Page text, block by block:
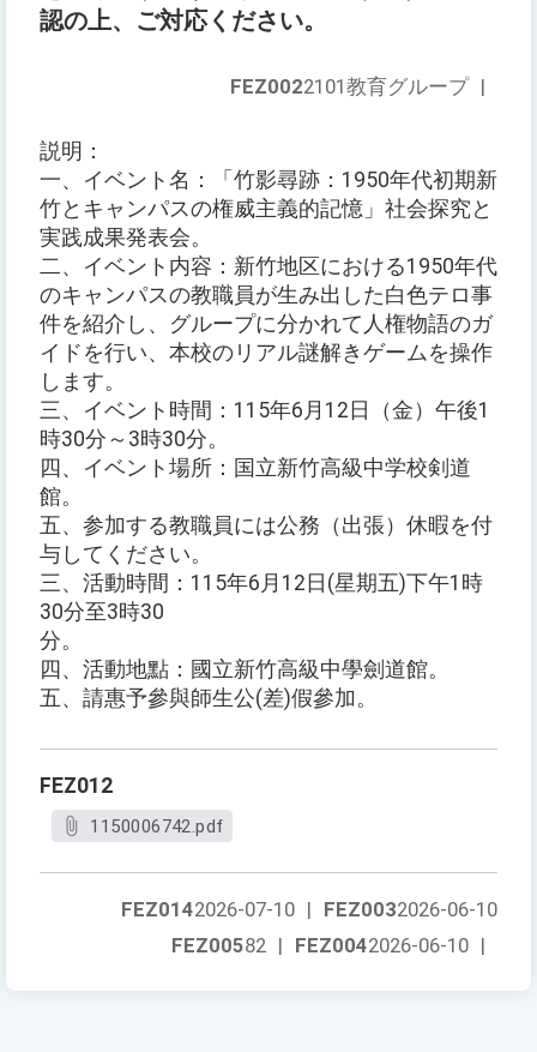
認の上、ご対応ください。
FEZ0022101教育グループ |
説明：
一、イベント名：「竹影尋跡：1950年代初期新
竹とキャンパスの権威主義的記憶」社会探究と
実践成果発表会。
二、イベント内容：新竹地区における1950年代
のキャンパスの教職員が生み出した白色テロ事
件を紹介し、グループに分かれて人権物語のガ
イドを行い、本校のリアル謎解きゲームを操作
します。
三、イベント時間：115年6月12日（金）午後1
時30分～3時30分。
四、イベント場所：国立新竹高級中学校剣道
館。
五、参加する教職員には公務（出張）休暇を付
与してください。
三、活動時間：115年6月12日(星期五)下午1時
30分至3時30
分。
四、活動地點：國立新竹高級中學劍道館。
五、請惠予參與師生公(差)假參加。
FEZ012
1150006742.pdf
FEZ0032026-06-10
FEZ0142026-07-10 |
FEZ0042026-06-10 |
FEZ00582 |